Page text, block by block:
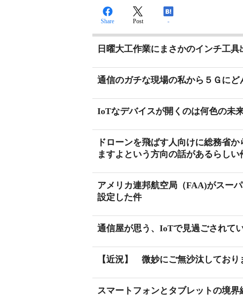
Share Post -
日曜大工作業にまさかのインチ工具
通信のガチな現場の私から５Ｇにど
IoTなデバイスが開くのは何色の未
ドローンを飛ばす人向けに総務省
ますよという方向の話があるらしい
アメリカ連邦航空局（FAA)がスー
設定した件
通信屋が思う、IoTで見過ごされて
【近況】 微妙にご無沙汰しており
スマートフォンとタブレットの境